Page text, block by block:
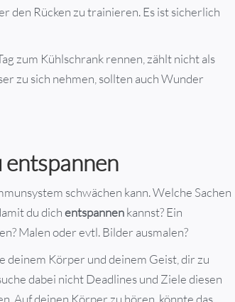
den Rücken zu trainieren. Es ist sicherlich
zum Kühlschrank rennen, zählt nicht als
zu sich nehmen, sollten auch Wunder
entspannen
schwächen kann. Welche Sachen
du dichentspannenkannst? Ein
Malen oder evtl. Bilder ausmalen?
deinem Körper und deinem Geist, dir zu
dabei nicht Deadlines und Ziele diesen
Auf deinen Körper zu hören, könnte das